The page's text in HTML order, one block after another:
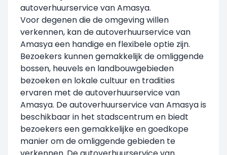
autoverhuurservice van Amasya.
Voor degenen die de omgeving willen
verkennen, kan de autoverhuurservice van
Amasya een handige en flexibele optie zijn.
Bezoekers kunnen gemakkelijk de omliggende
bossen, heuvels en landbouwgebieden
bezoeken en lokale cultuur en tradities
ervaren met de autoverhuurservice van
Amasya. De autoverhuurservice van Amasya is
beschikbaar in het stadscentrum en biedt
bezoekers een gemakkelijke en goedkope
manier om de omliggende gebieden te